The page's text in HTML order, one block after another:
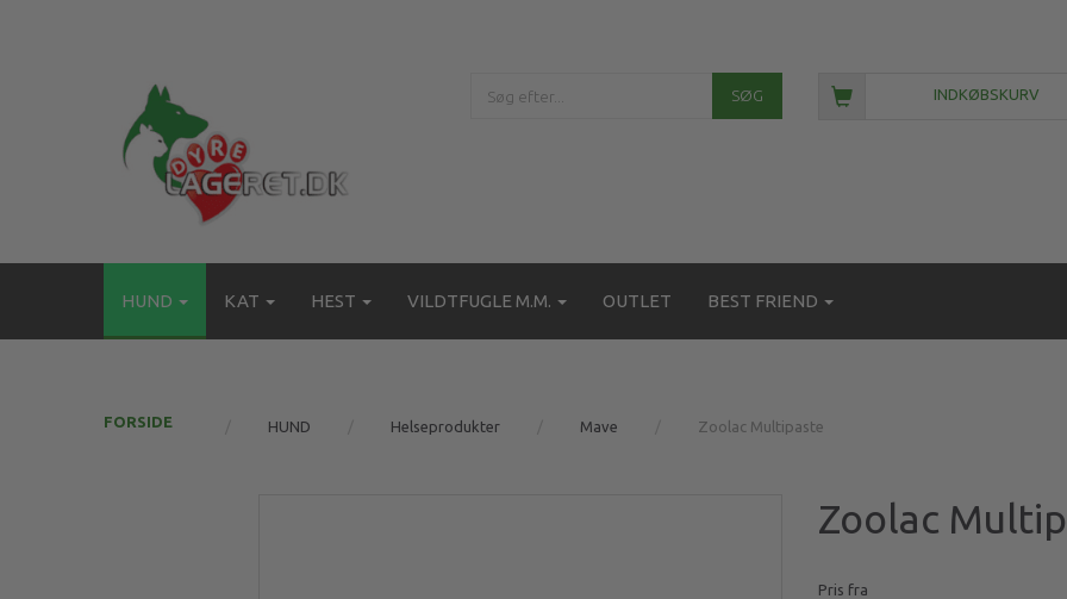
SØG INDKØBSKURV
HUND KAT HEST VILDTFUGLE M.M. OUTLET BEST FRIEND
FORSIDE HUND Helseprodukter Mave Zoolac Multipaste
Zoolac
Pris fra